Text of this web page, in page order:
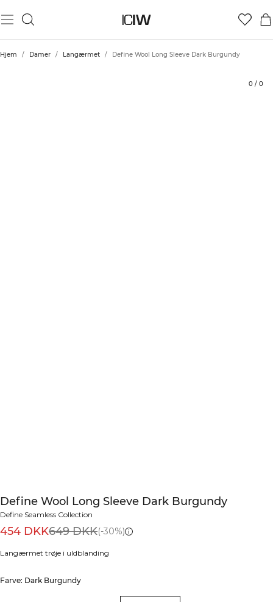
Hjem / Damer / Langærmet / Define Wool Long Sleeve Dark Burgundy
0 / 0
Define Wool Long Sleeve Dark Burgundy
Define Seamless Collection
454 DKK649 DKK(-30%)
Langærmet trøje i uldblanding
Farve: Dark Burgundy